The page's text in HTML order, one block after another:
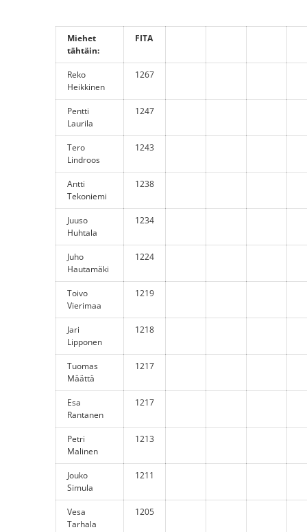
Miehet
tähtäin:
FITA
Reko
Heikkinen
1267
Pentti
Laurila
1247
Tero
Lindroos
1243
Antti
Tekoniemi
1238
Juuso
Huhtala
1234
Juho
Hautamäki
1224
Toivo
Vierimaa
1219
Jari
Lipponen
1218
Tuomas
Määttä
1217
Esa
Rantanen
1217
Petri
Malinen
1213
Jouko
Simula
1211
Vesa
Tarhala
1205